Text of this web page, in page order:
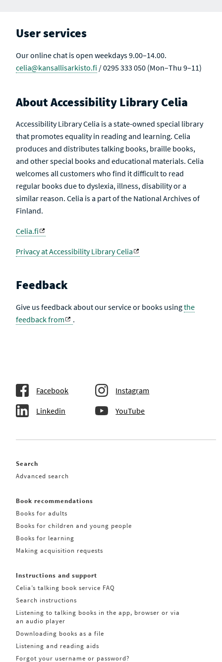
User services
Our online chat is open weekdays 9.00–14.00.
celia@kansallisarkisto.fi / 0295 333 050 (Mon–Thu 9–11)
About Accessibility Library Celia
Accessibility Library Celia is a state-owned special library
that promotes equality in reading and learning. Celia
produces and distributes talking books, braille books,
and other special books and educational materials. Celia
welcomes all customers who find it difficult to read
regular books due to dyslexia, illness, disability or a
similar reason. Celia is a part of the National Archives of
Finland.
Celia.fi
Privacy at Accessibility Library Celia
Feedback
Give us feedback about our service or books usingthe
feedback from
.
Facebook Instagram
Linkedin YouTube
Search
Advanced search
Book recommendations
Books for adults
Books for children and young people
Books for learning
Making acquisition requests
Instructions and support
Celia’s talking book service FAQ
Search instructions
Listening to talking books in the app, browser or via
an audio player
Downloading books as a file
Listening and reading aids
Forgot your username or password?